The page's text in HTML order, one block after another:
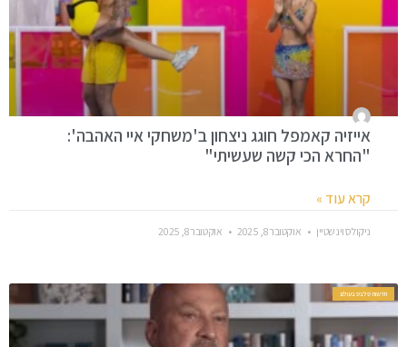
אייזיה קאמפל חוגג ניצחון ב'משחקי איי האהבה':
"החרא הכי קשה שעשיתי"
קרא עוד »
ניקולס וינשטיין אוקטובר 8, 2025 אוקטובר 8, 2025
חדשות סלבס בעולם